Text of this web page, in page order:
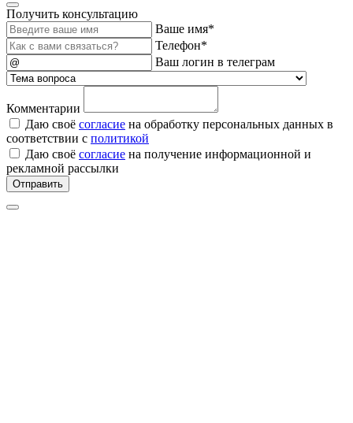
Получить консультацию
Ваше имя*
Телефон*
Ваш логин в телеграм
Комментарии
Даю своё согласие на обработку персональных данных в
соответствии с политикой
Даю своё согласие на получение информационной и
рекламной рассылки
Отправить